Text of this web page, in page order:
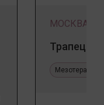
МОСКВА
Трапеция
Мезотерапия